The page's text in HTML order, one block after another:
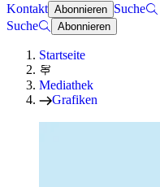
Kontakt Abonnieren Suche
Suche
Abonnieren
Startseite
Mediathek
Grafiken